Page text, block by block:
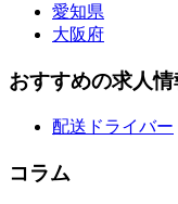
愛知県
大阪府
おすすめの求人情
配送ドライバー
コラム